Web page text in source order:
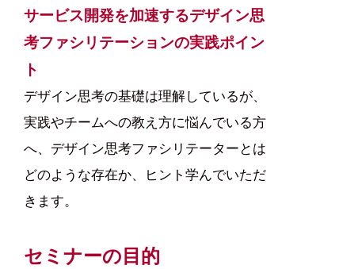
サービス開発を加速するデザイン思
考ファシリテーションの実践ポイン
ト
デザイン思考の基礎は理解しているが、
実践やチームへの教え方に悩んでいる方
へ、デザイン思考ファシリテーターとは
どのような存在か、ヒント学んでいただ
きます。
セミナーの目的